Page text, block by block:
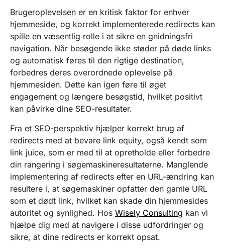
Brugeroplevelsen er en kritisk faktor for enhver
hjemmeside, og korrekt implementerede redirects kan
spille en væsentlig rolle i at sikre en gnidningsfri
navigation. Når besøgende ikke støder på døde links
og automatisk føres til den rigtige destination,
forbedres deres overordnede oplevelse på
hjemmesiden. Dette kan igen føre til øget
engagement og længere besøgstid, hvilket positivt
kan påvirke dine SEO-resultater.
Fra et SEO-perspektiv hjælper korrekt brug af
redirects med at bevare link equity, også kendt som
link juice, som er med til at opretholde eller forbedre
din rangering i søgemaskineresultaterne. Manglende
implementering af redirects efter en URL-ændring kan
resultere i, at søgemaskiner opfatter den gamle URL
som et dødt link, hvilket kan skade din hjemmesides
autoritet og synlighed. Hos Wisely Consulting kan vi
hjælpe dig med at navigere i disse udfordringer og
sikre, at dine redirects er korrekt opsat.